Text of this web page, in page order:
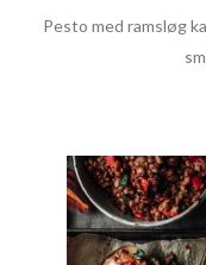
Pesto med ramsløg